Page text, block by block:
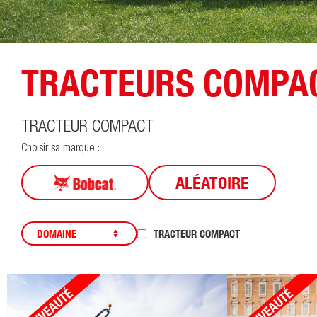
TRACTEURS
TRACTEUR COMPACT
Choisir sa marque :
ALÉATOIRE
TRACTEUR COMPACT